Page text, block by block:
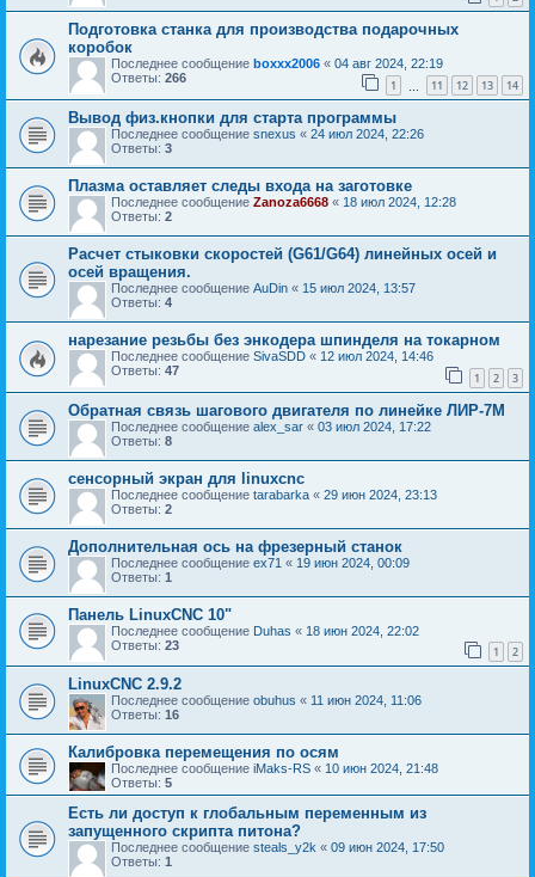
Подготовка станка для производства подарочных
коробок
Последнее сообщение boxxx2006 « 04 авг 2024, 22:19
Ответы: 266 1 11 12 13 14
Вывод физ.кнопки для старта программы
Последнее сообщение snexus « 24 июл 2024, 22:26
Ответы: 3
Плазма оставляет следы входа на заготовке
Последнее сообщение Zanoza6668 « 18 июл 2024, 12:28
Ответы: 2
Расчет стыковки скоростей (G61/G64) линейных осей и
осей вращения.
Последнее сообщение AuDin « 15 июл 2024, 13:57
Ответы: 4
нарезание резьбы без энкодера шпинделя на токарном
Последнее сообщение SivaSDD « 12 июл 2024, 14:46
Ответы: 47 1 2 3
Обратная связь шагового двигателя по линейке ЛИР-7М
Последнее сообщение alex_sar « 03 июл 2024, 17:22
Ответы: 8
сенсорный экран для linuxcnc
Последнее сообщение tarabarka « 29 июн 2024, 23:13
Ответы: 2
Дополнительная ось на фрезерный станок
Последнее сообщение ex71 « 19 июн 2024, 00:09
Ответы: 1
Панель LinuxCNC 10"
Последнее сообщение Duhas « 18 июн 2024, 22:02
Ответы: 23 1 2
LinuxCNC 2.9.2
Последнее сообщение obuhus « 11 июн 2024, 11:06
Ответы: 16
Калибровка перемещения по осям
Последнее сообщение iMaks-RS « 10 июн 2024, 21:48
Ответы: 5
Есть ли доступ к глобальным переменным из
запущенного скрипта питона?
Последнее сообщение steals_y2k « 09 июн 2024, 17:50
Ответы: 1